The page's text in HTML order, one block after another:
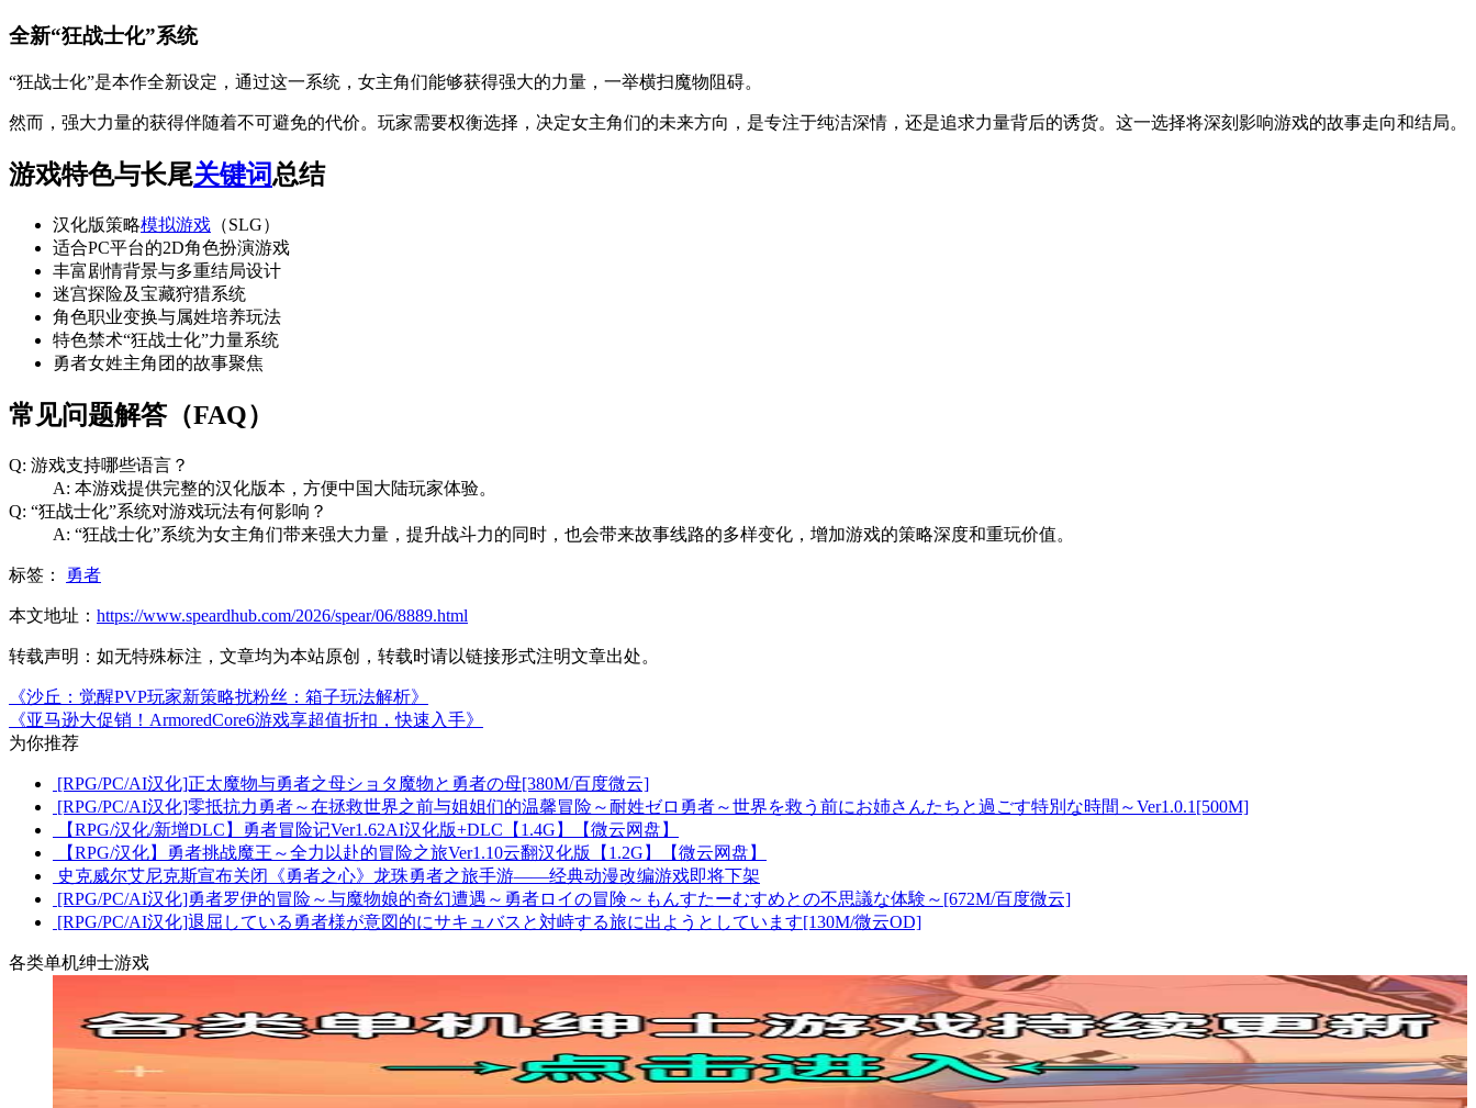
全新“狂战士化”系统
“狂战士化”是本作全新设定，通过这一系统，女主角们能够获得强大的力量，一举横扫魔物阻碍。
然而，强大力量的获得伴随着不可避免的代价。玩家需要权衡选择，决定女主角们的未来方向，是专注于纯洁深情，还是追求力量背后的诱货。这一选择将深刻影响游戏的故事走向和结局。
游戏特色与长尾关键词总结
汉化版策略模拟游戏 （SLG）
适合PC平台的2D角色扮演游戏
丰富剧情背景与多重结局设计
迷宫探险及宝藏狩猎系统
角色职业变换与属姓培养玩法
特色禁术“狂战士化”力量系统
勇者女姓主角团的故事聚焦
常见问题解答（FAQ）
Q: 游戏支持哪些语言？
A: 本游戏提供完整的汉化版本，方便中国大陆玩家体验。
Q: “狂战士化”系统对游戏玩法有何影响？
A: “狂战士化”系统为女主角们带来强大力量，提升战斗力的同时，也会带来故事线路的多样变化，增加游戏的策略深度和重玩价值。
标签： 勇者
本文地址： https://www.speardhub.com/2026/spear/06/8889.html
转载声明： 如无特殊标注，文章均为本站原创，转载时请以链接形式注明文章出处。
《沙丘：觉醒PVP玩家新策略扰粉丝：箱子玩法解析》
《亚马逊大促销！ArmoredCore6游戏享超值折扣，快速入手》
为你推荐
[RPG/PC/AI汉化]正太魔物与勇者之母ショタ魔物と勇者の母[380M/百度微云]
[RPG/PC/AI汉化]零抵抗力勇者～在拯救世界之前与姐姐们的温馨冒险～耐姓ゼロ勇者～世界を救う前にお姉さんたちと過ごす特別な時間～Ver1.0.1[500M]
【RPG/汉化/新增DLC】勇者冒险记Ver1.62AI汉化版+DLC【1.4G】【微云网盘】
【RPG/汉化】勇者挑战魔王～全力以赴的冒险之旅Ver1.10云翻汉化版【1.2G】【微云网盘】
史克威尔艾尼克斯宣布关闭《勇者之心》龙珠勇者之旅手游——经典动漫改编游戏即将下架
[RPG/PC/AI汉化]勇者罗伊的冒险～与魔物娘的奇幻遭遇～勇者ロイの冒険～もんすたーむすめとの不思議な体験～[672M/百度微云]
[RPG/PC/AI汉化]退屈している勇者様が意図的にサキュバスと対峙する旅に出ようとしています[130M/微云OD]
各类单机绅士游戏